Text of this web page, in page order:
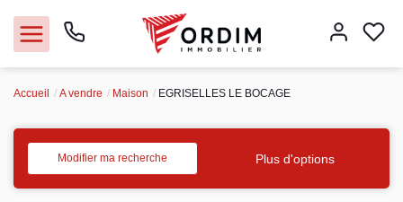
Acheter
Accueil A vendre Maison EGRISELLES LE BOCAGE
Modifier ma recherche Plus d'options